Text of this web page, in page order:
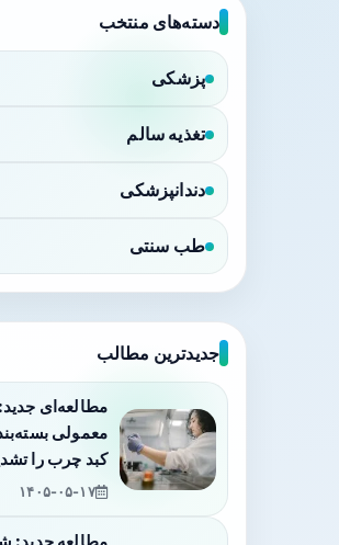
دسته‌های منتخب
پزشکی
تغذیه سالم
دندانپزشکی
طب سنتی
جدیدترین مطالب
مطالعه‌ای جدید:
معمولی
کبد چرب را
۱۴۰۵-۰۵-۱۷